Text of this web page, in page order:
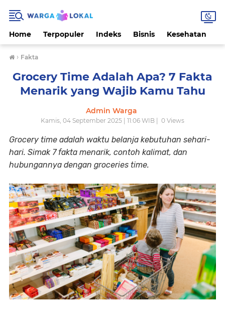
Home Terpopuler Indeks Bisnis Kesehatan
› Fakta
Grocery Time Adalah Apa? 7 Fakta
Menarik yang Wajib Kamu Tahu
Admin Warga
Kamis, 04 September 2025 | 11:06 WIB | 0 Views
Grocery time adalah waktu belanja kebutuhan sehari-
hari. Simak 7 fakta menarik, contoh kalimat, dan
hubungannya dengan groceries time.